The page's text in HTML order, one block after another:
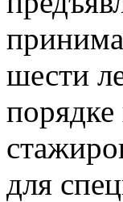
шести
для